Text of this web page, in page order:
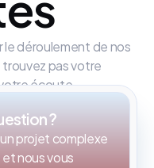
le déroulement de nos
pas votre
écoute.
?
projet complexe
nous vous